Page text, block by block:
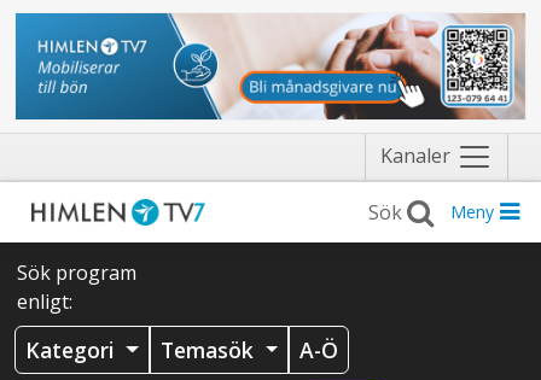
Kanaler Näytä
valikko
Meny
Sök program
enligt:
Kategori Temasök A-Ö